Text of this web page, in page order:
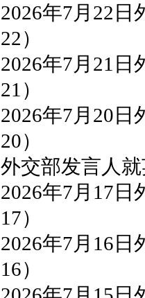
2026年7月22日
22）
2026年7月21日
21）
2026年7月20日
20）
外交部发言人
2026年7月17日
17）
2026年7月16日
16）